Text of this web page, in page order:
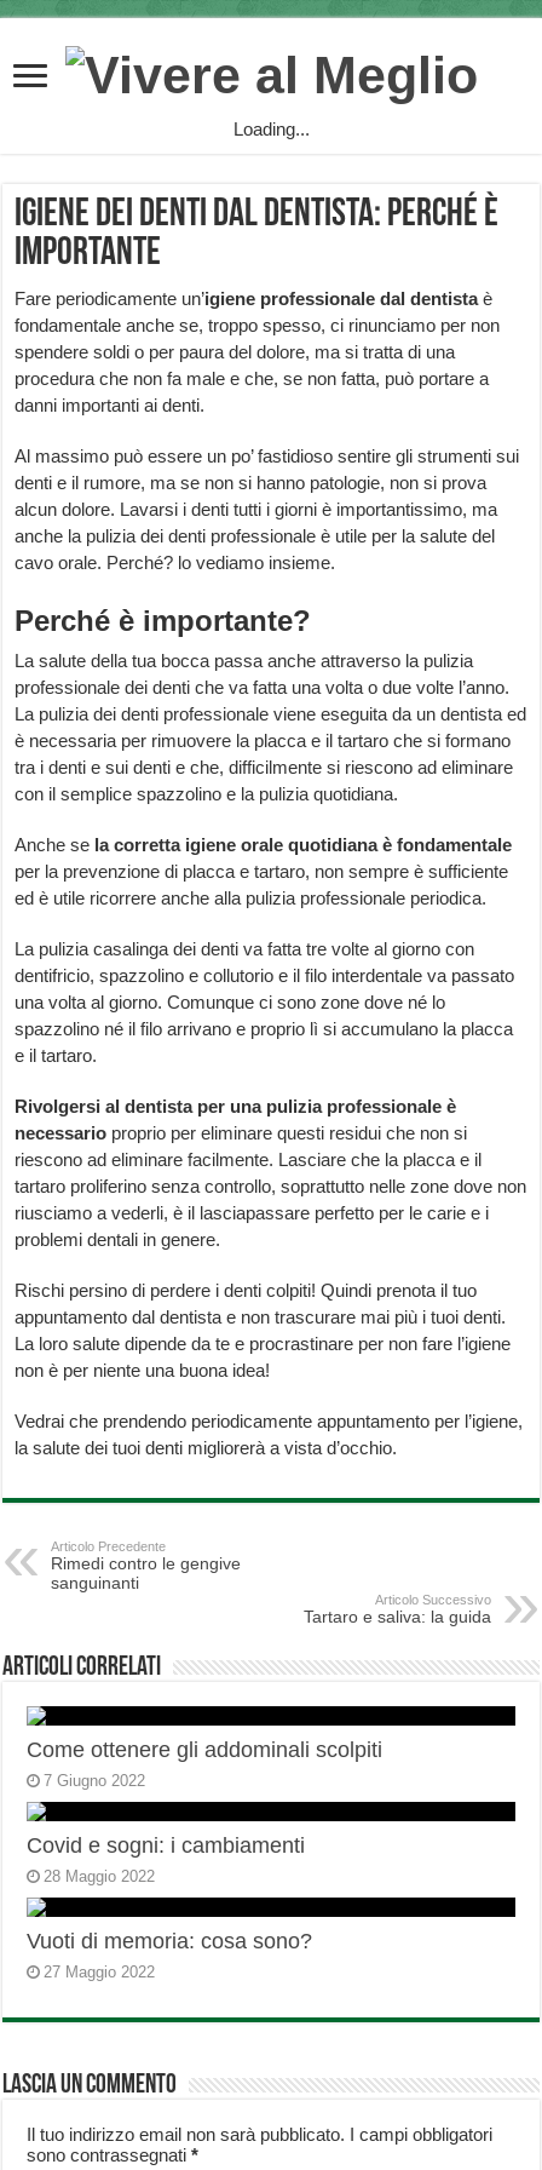
Loading...
Igiene dei denti dal dentista: perché è
importante
Fare periodicamente un’igiene professionale dal dentistaè
fondamentale anche se, troppo spesso, ci rinunciamo per non
spendere soldi o per paura del dolore, ma si tratta di una
procedura che non fa male e che, se non fatta, può portare a
danni importanti ai denti.
Al massimo può essere un po’ fastidioso sentire gli strumenti sui
denti e il rumore, ma se non si hanno patologie, non si prova
alcun dolore. Lavarsi i denti tutti i giorni è importantissimo, ma
anche la pulizia dei denti professionale è utile per la salute del
cavo orale. Perché? lo vediamo insieme.
Perché è importante?
La salute della tua bocca passa anche attraverso la pulizia
professionale dei denti che va fatta una volta o due volte l’anno.
La pulizia dei denti professionale viene eseguita da un dentista ed
è necessaria per rimuovere la placca e il tartaro che si formano
tra i denti e sui denti e che, difficilmente si riescono ad eliminare
con il semplice spazzolino e la pulizia quotidiana.
Anche se la corretta igiene orale quotidiana è fondamentale
per la prevenzione di placca e tartaro, non sempre è sufficiente
ed è utile ricorrere anche alla pulizia professionale periodica.
La pulizia casalinga dei denti va fatta tre volte al giorno con
dentifricio, spazzolino e collutorio e il filo interdentale va passato
una volta al giorno. Comunque ci sono zone dove né lo
spazzolino né il filo arrivano e proprio lì si accumulano la placca
e il tartaro.
Rivolgersi al dentista per una pulizia professionale è
necessario proprio per eliminare questi residui che non si
riescono ad eliminare facilmente. Lasciare che la placca e il
tartaro proliferino senza controllo, soprattutto nelle zone dove non
riusciamo a vederli, è il lasciapassare perfetto per le carie e i
problemi dentali in genere.
Rischi persino di perdere i denti colpiti! Quindi prenota il tuo
appuntamento dal dentista e non trascurare mai più i tuoi denti.
La loro salute dipende da te e procrastinare per non fare l’igiene
non è per niente una buona idea!
Vedrai che prendendo periodicamente appuntamento per l’igiene,
la salute dei tuoi denti migliorerà a vista d’occhio.
Articolo Precedente
Rimedi contro le gengive
sanguinanti
Articolo Successivo
Tartaro e saliva: la guida
Articoli correlati
Come ottenere gli addominali scolpiti
7 Giugno 2022
Covid e sogni: i cambiamenti
28 Maggio 2022
Vuoti di memoria: cosa sono?
27 Maggio 2022
Lascia un commento
Il tuo indirizzo email non sarà pubblicato. I campi obbligatori
sono contrassegnati*